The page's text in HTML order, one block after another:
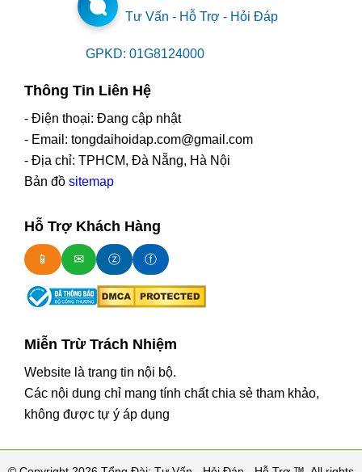
Tư Vấn - Hỗ Trợ - Hỏi Đáp
GPKD: 01G8124000
Thông Tin Liên Hệ
- Điện thoại: Đang cập nhật
- Email: tongdaihoidap.com@gmail.com
- Địa chỉ: TPHCM, Đà Nẵng, Hà Nội
Bản đồ sitemap
Hỗ Trợ Khách Hàng
📱 ✉ ⓩ ⓕ
Miễn Trừ Trách Nhiệm
Website là trang tin nội bộ.
Các nội dung chỉ mang tính chất chia sẻ tham khảo,
không được tự ý áp dụng